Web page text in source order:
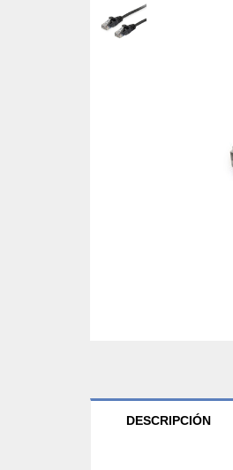
DESCRIPCIÓN